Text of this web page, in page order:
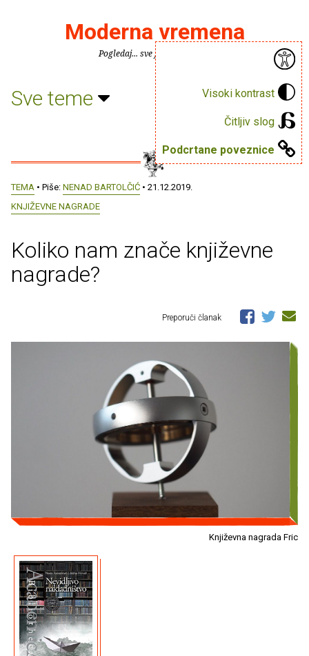
Visoki kontrast
Čitljiv slog
Podcrtane poveznice
Moderna vremena
Pogledaj... sve je puno knjiga.
Sve teme
TEMA • Piše: NENAD BARTOLČIĆ • 21.12.2019.
KNJIŽEVNE NAGRADE
Koliko nam znače književne
nagrade?
Preporuči članak
Književna nagrada Fric